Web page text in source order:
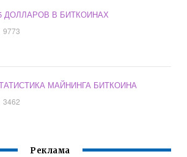
ДОЛЛАРОВ В БИТКОИНАХ
9773
МАЙНИНГА БИТКОИНА
3462
Реклама